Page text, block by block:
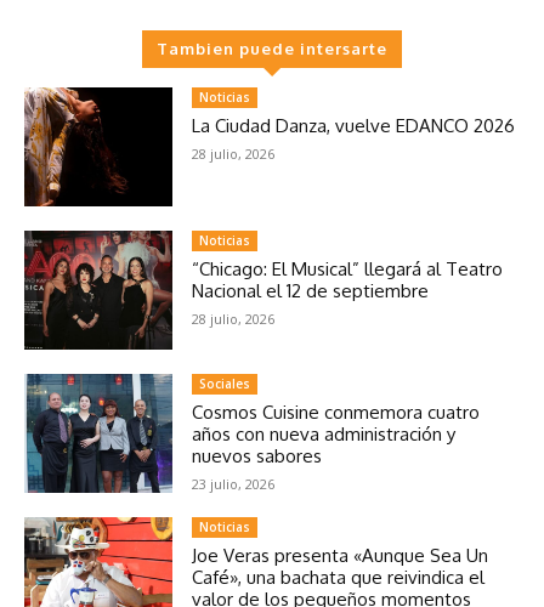
Tambien puede intersarte
Noticias
La Ciudad Danza, vuelve EDANCO 2026
28 julio, 2026
Noticias
“Chicago: El Musical” llegará al Teatro
Nacional el 12 de septiembre
28 julio, 2026
Sociales
Cosmos Cuisine conmemora cuatro
años con nueva administración y
nuevos sabores
23 julio, 2026
Noticias
Joe Veras presenta «Aunque Sea Un
Café», una bachata que reivindica el
valor de los pequeños momentos